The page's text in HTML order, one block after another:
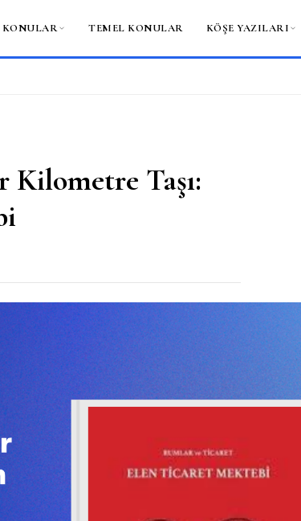
KONULAR TEMEL KONULAR KÖŞE YAZILARI
Taşı: